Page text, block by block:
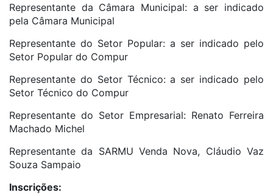
Representante da Câmara Municipal: a ser indicado
pela Câmara Municipal
Representante do Setor Popular: a ser indicado pelo
Setor Popular do Compur
Representante do Setor Técnico: a ser indicado pelo
Setor Técnico do Compur
Representante do Setor Empresarial: Renato Ferreira
Machado Michel
Representante da SARMU Venda Nova, Cláudio Vaz
Souza Sampaio
Inscrições: